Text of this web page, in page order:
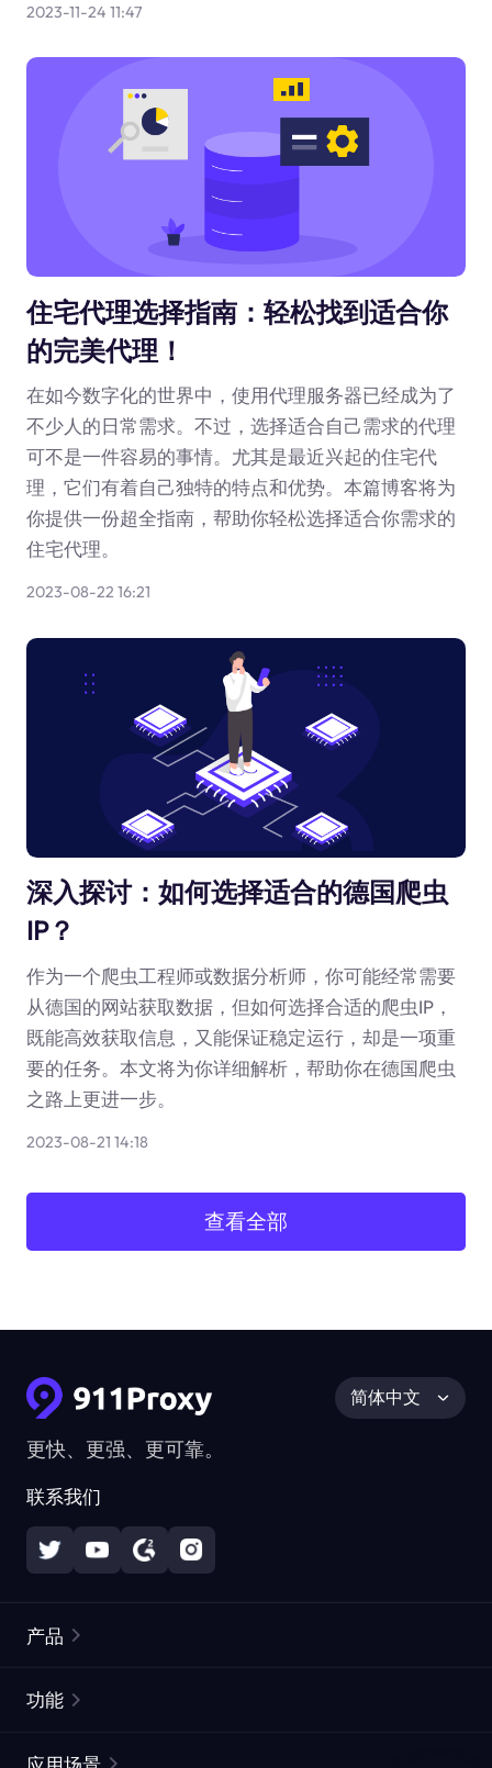
2023-11-24 11:47
住宅代理选择指南：轻松找到适合你
的完美代理！
在如今数字化的世界中，使用代理服务器已经成为了
不少人的日常需求。不过，选择适合自己需求的代理
可不是一件容易的事情。尤其是最近兴起的住宅代
理，它们有着自己独特的特点和优势。本篇博客将为
你提供一份超全指南，帮助你轻松选择适合你需求的
住宅代理。
2023-08-22 16:21
深入探讨：如何选择适合的德国爬虫
IP？
作为一个爬虫工程师或数据分析师，你可能经常需要
从德国的网站获取数据，但如何选择合适的爬虫IP，
既能高效获取信息，又能保证稳定运行，却是一项重
要的任务。本文将为你详细解析，帮助你在德国爬虫
之路上更进一步。
2023-08-21 14:18
查看全部
更快、更强、更可靠。
联系我们
简体中文
产品
功能